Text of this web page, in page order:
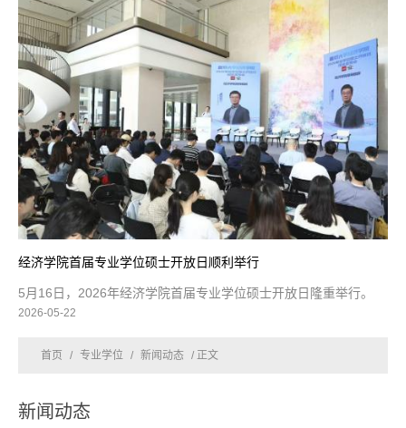
经济学院首届专业学位硕士开放日顺利举行
5月16日，2026年经济学院首届专业学位硕士开放日隆重举行。
2026-05-22
首页 / 专业学位 / 新闻动态 / 正文
新闻动态